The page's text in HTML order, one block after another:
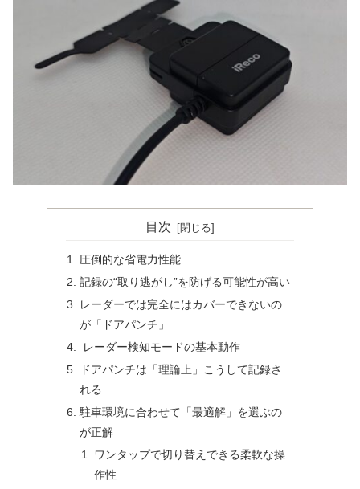
目次
圧倒的な省電力性能
記録の“取り逃がし”を防げる可能性が高い
レーダーでは完全にはカバーできないの
が「ドアパンチ」
レーダー検知モードの基本動作
ドアパンチは「理論上」こうして記録さ
れる
駐車環境に合わせて「最適解」を選ぶの
が正解
ワンタップで切り替えできる柔軟な操
作性